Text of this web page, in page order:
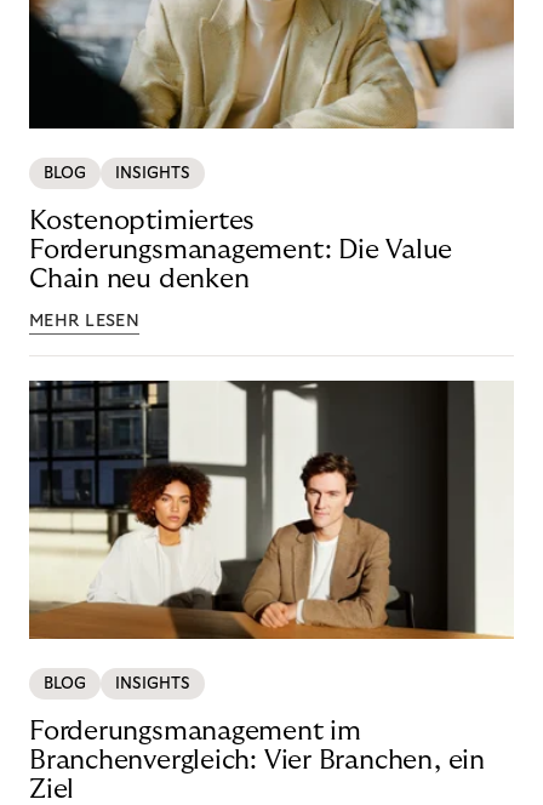
BLOG INSIGHTS
Kostenoptimiertes
Forderungsmanagement: Die Value
Chain neu denken
MEHR LESEN
BLOG INSIGHTS
Forderungsmanagement im
Branchenvergleich: Vier Branchen, ein
Ziel